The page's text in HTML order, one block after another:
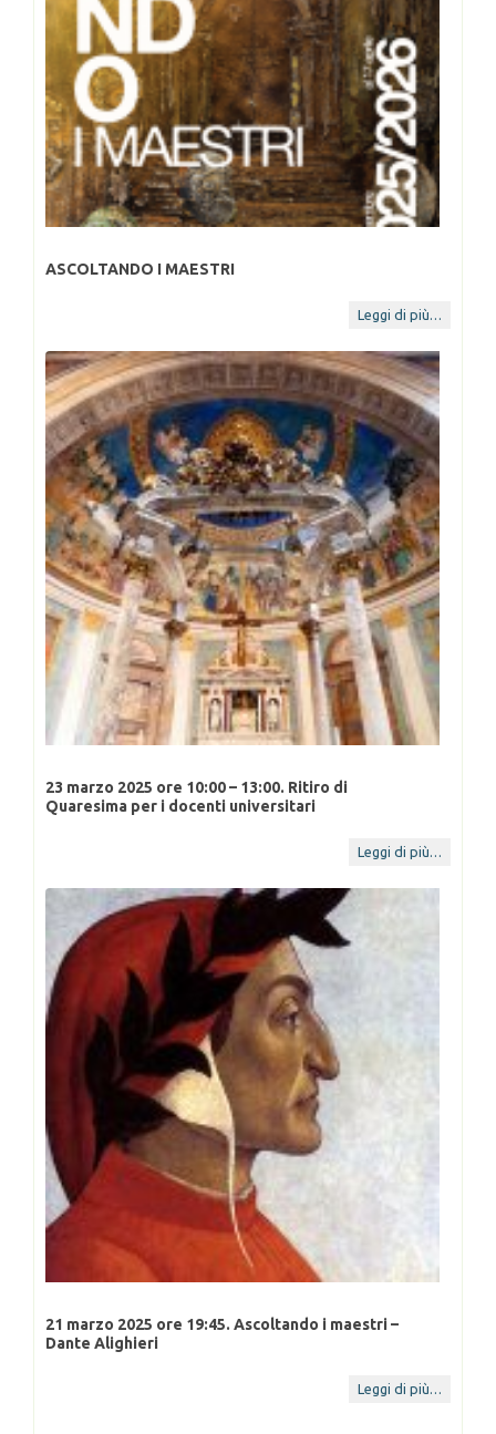
ASCOLTANDO I MAESTRI
Leggi di più…
23 marzo 2025 ore 10:00 – 13:00. Ritiro di
Quaresima per i docenti universitari
Leggi di più…
21 marzo 2025 ore 19:45. Ascoltando i maestri –
Dante Alighieri
Leggi di più…